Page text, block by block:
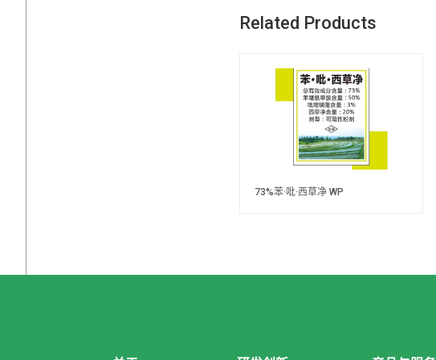
Related Products
73%苯·吡·西草净 WP